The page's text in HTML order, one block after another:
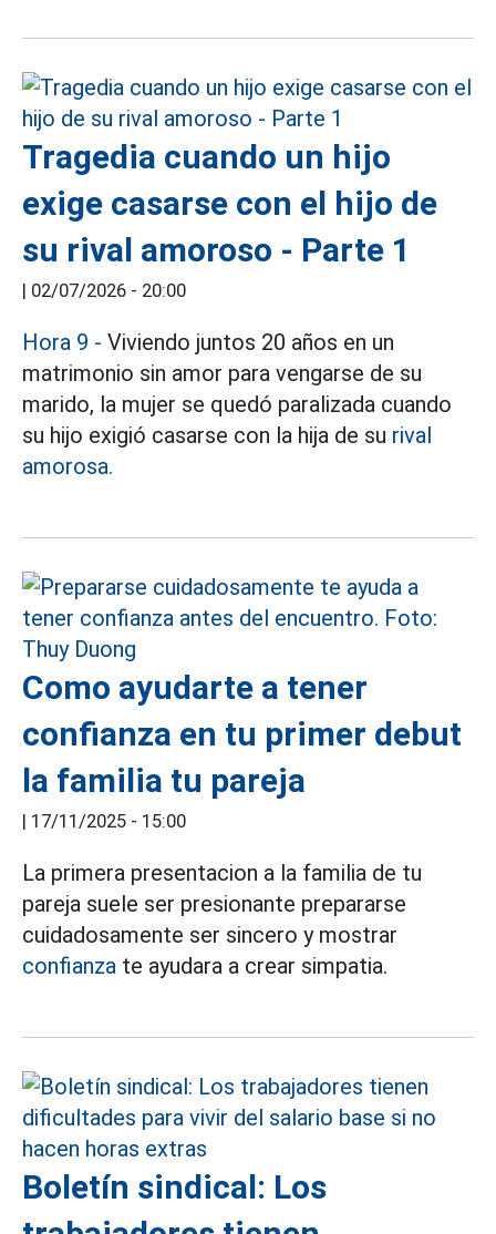
Tragedia cuando un hijo
exige casarse con el hijo de
su rival amoroso - Parte 1
| 02/07/2026 - 20:00
Hora 9 - Viviendo juntos 20 años en un
matrimonio sin amor para vengarse de su
marido, la mujer se quedó paralizada cuando
su hijo exigió casarse con la hija de su rival
amorosa.
Como ayudarte a tener
confianza en tu primer debut
la familia tu pareja
| 17/11/2025 - 15:00
La primera presentacion a la familia de tu
pareja suele ser presionante prepararse
cuidadosamente ser sincero y mostrar
confianza te ayudara a crear simpatia.
Boletín sindical: Los